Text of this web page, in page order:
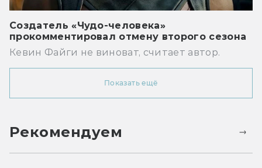
Создатель «Чудо-человека»
прокомментировал отмену второго сезона
Кевин Файги не виноват, считает автор.
Показать ещё
Рекомендуем